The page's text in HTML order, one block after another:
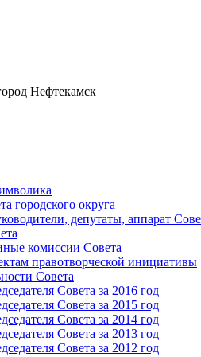
Нефтекамск
городского округа
депутаты, аппарат
комиссии Совета
правотворческой инициативы
Совета
Совета за 2016 год
Совета за 2015 год
Совета за 2014 год
Совета за 2013 год
Совета за 2012 год